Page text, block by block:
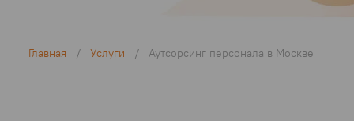
Главная / Услуги / Аутсорсинг персонала в Москве